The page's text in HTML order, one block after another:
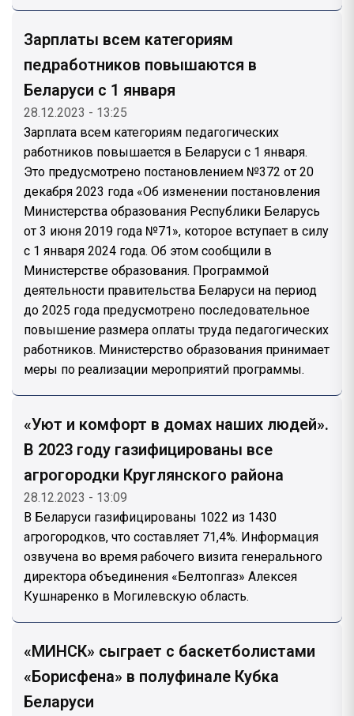
Зарплаты всем категориям
педработников повышаются в
Беларуси с 1 января
28.12.2023 - 13:25
Зарплата всем категориям педагогических
работников повышается в Беларуси с 1 января.
Это предусмотрено постановлением №372 от 20
декабря 2023 года «Об изменении постановления
Министерства образования Республики Беларусь
от 3 июня 2019 года №71», которое вступает в силу
с 1 января 2024 года. Об этом сообщили в
Министерстве образования. Программой
деятельности правительства Беларуси на период
до 2025 года предусмотрено последовательное
повышение размера оплаты труда педагогических
работников. Министерство образования принимает
меры по реализации мероприятий программы.
«Уют и комфорт в домах наших людей».
В 2023 году газифицированы все
агрогородки Круглянского района
28.12.2023 - 13:09
В Беларуси газифицированы 1022 из 1430
агрогородков, что составляет 71,4%. Информация
озвучена во время рабочего визита генерального
директора объединения «Белтопгаз» Алексея
Кушнаренко в Могилевскую область.
«МИНСК» сыграет с баскетболистами
«Борисфена» в полуфинале Кубка
Беларуси